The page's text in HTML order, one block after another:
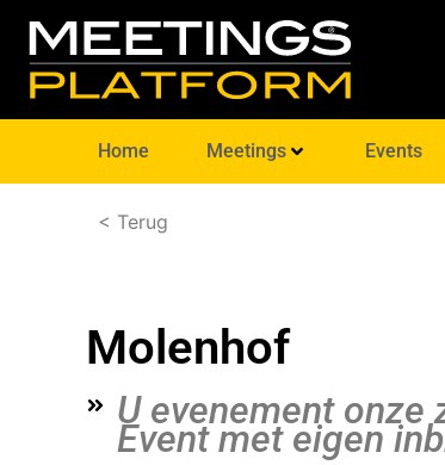
Home Meetings Events
< Terug
Molenhof
U evenement
Event met eigen